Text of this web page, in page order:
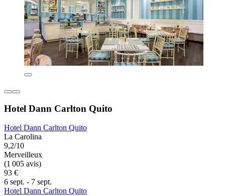
Hotel Dann Carlton Quito
Hotel Dann Carlton Quito
La Carolina
9,2/10
Merveilleux
(1 005 avis)
93 €
6 sept. - 7 sept.
Hotel Dann Carlton Quito